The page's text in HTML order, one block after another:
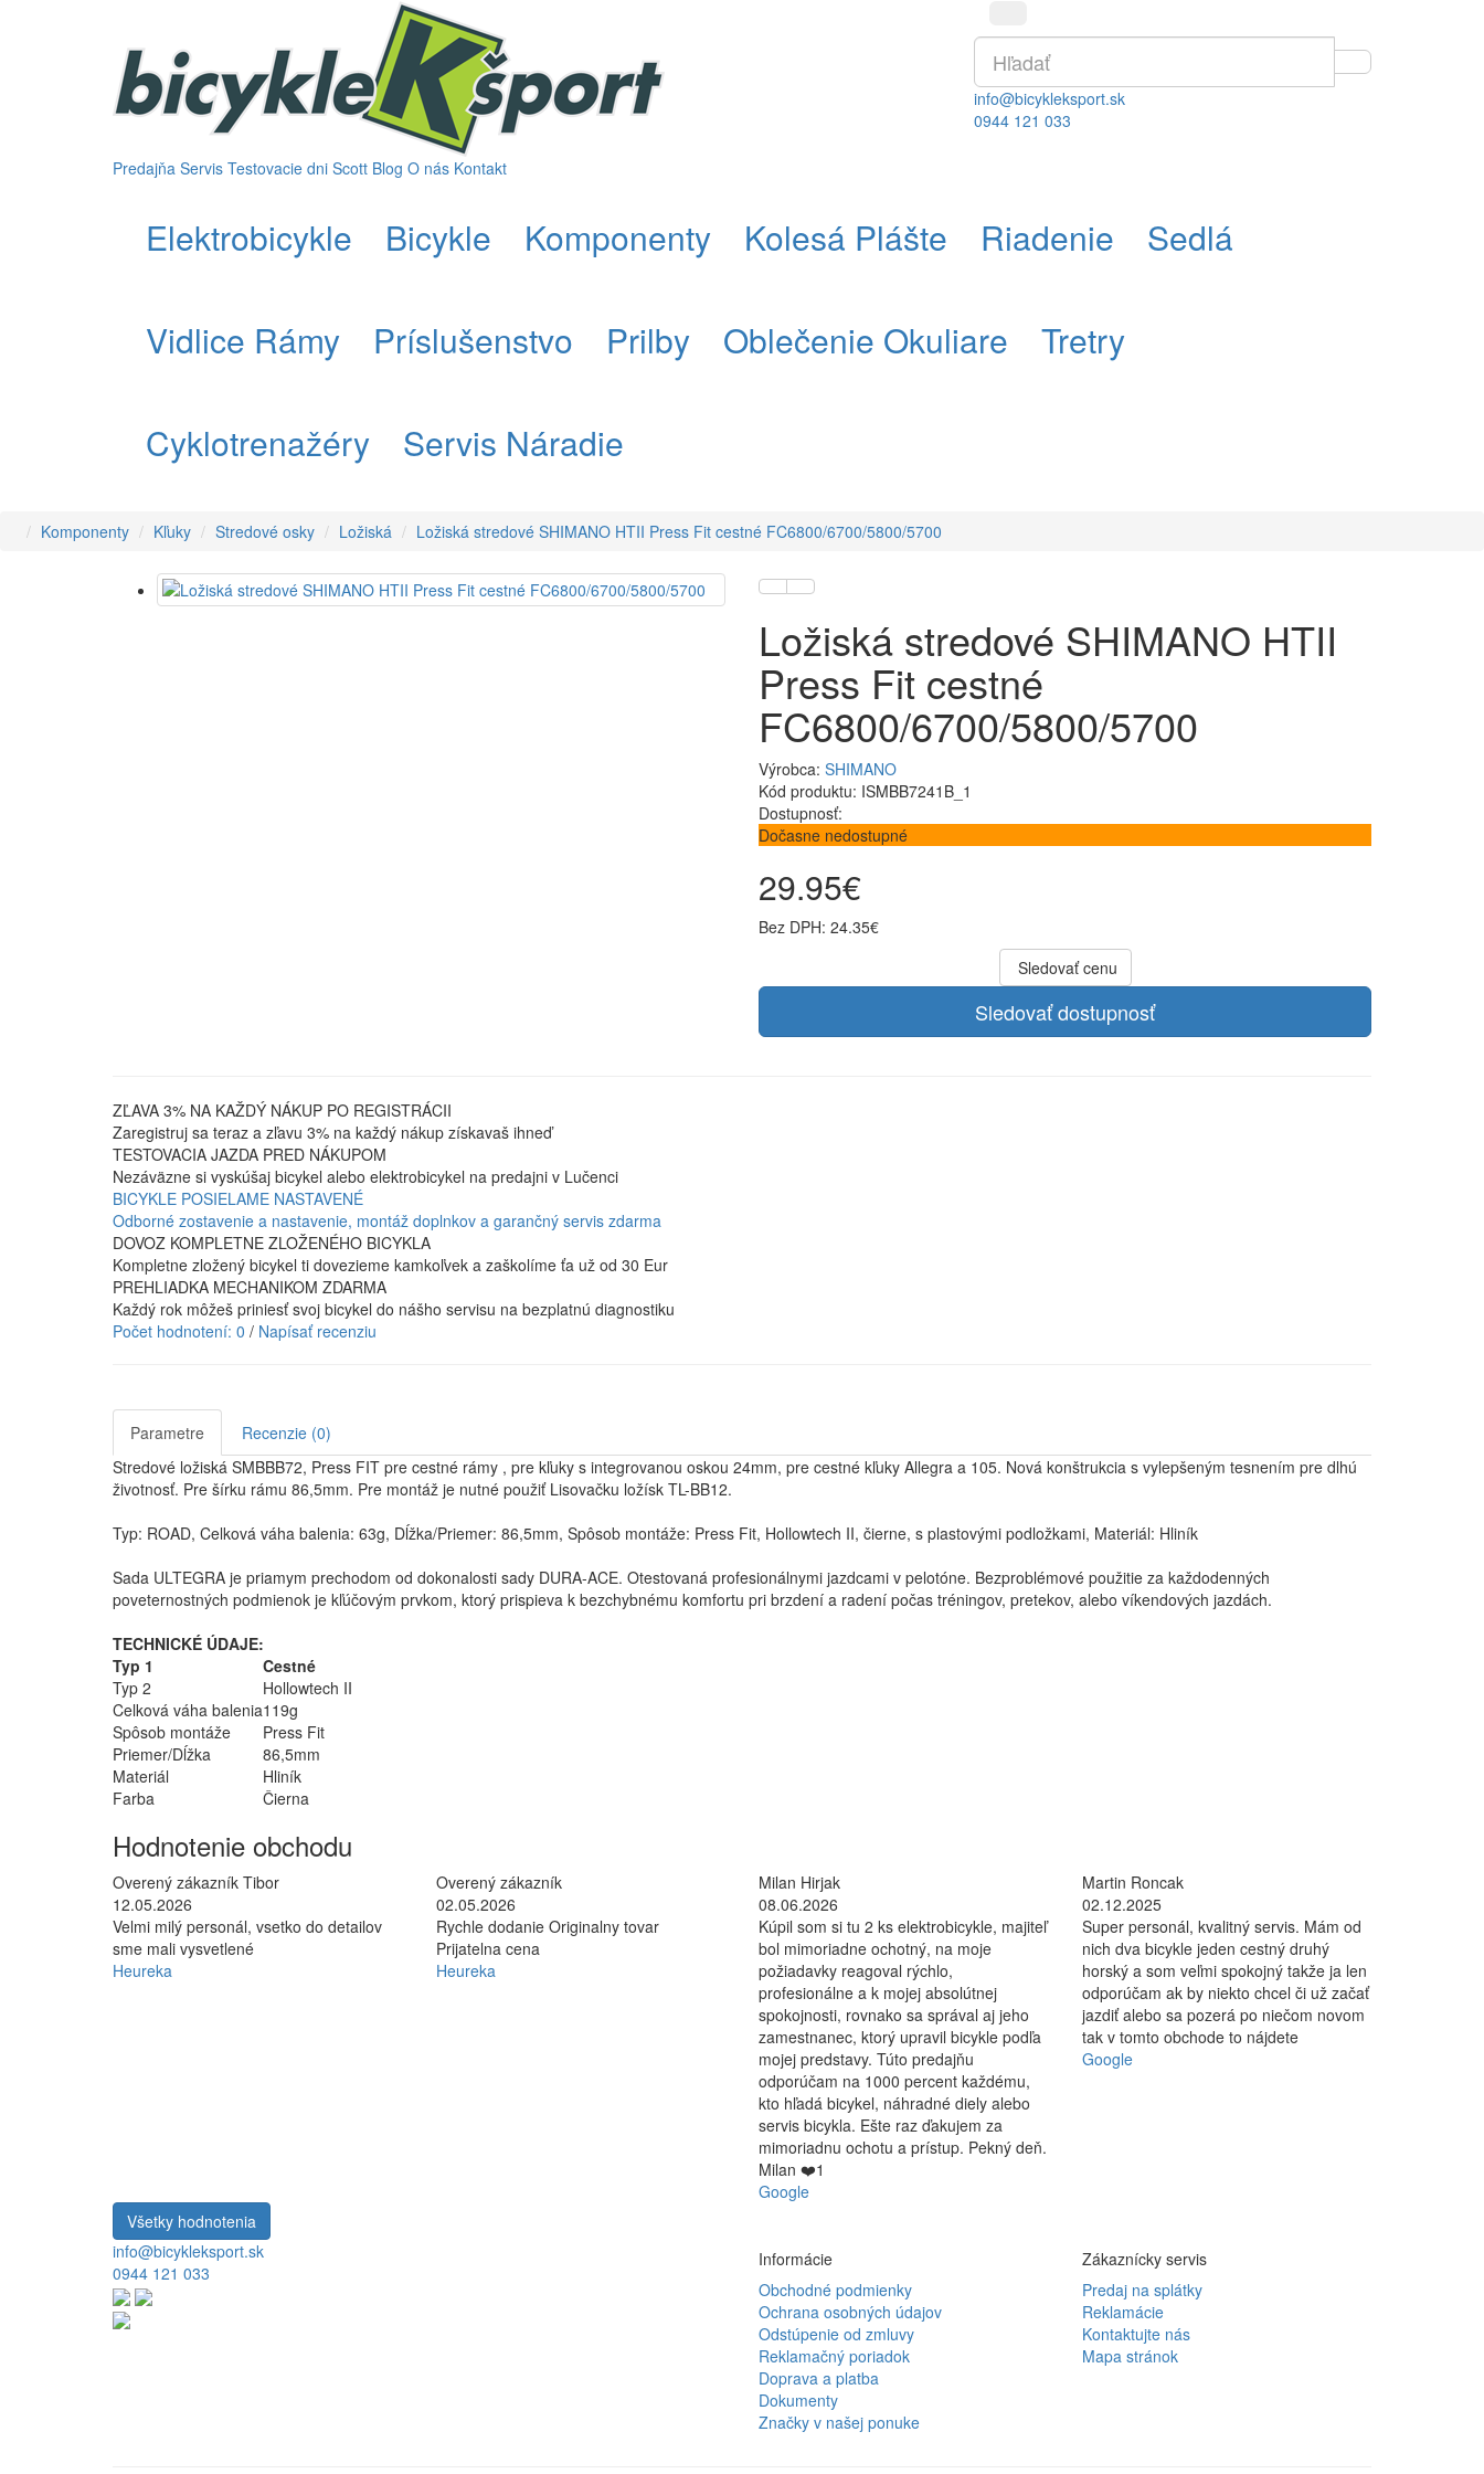
Predajňa Servis Testovacie dni Scott Blog O nás Kontakt
info@bicykleksport.sk
0944 121 033
Elektrobicykle Bicykle Komponenty Kolesá Plášte Riadenie Sedlá
Vidlice Rámy Príslušenstvo Prilby Oblečenie Okuliare Tretry
Cyklotrenažéry Servis Náradie
Komponenty Kľuky Stredové osky Ložiská Ložiská stredové SHIMANO HTII Press Fit cestné FC6800/6700/5800/5700
Ložiská stredové SHIMANO HTII
Press Fit cestné
FC6800/6700/5800/5700
Výrobca: SHIMANO
Kód produktu: ISMBB7241B_1
Dostupnosť:
Dočasne nedostupné
29.95€
Bez DPH: 24.35€
Sledovať cenu
Sledovať dostupnosť
ZĽAVA 3% NA KAŽDÝ NÁKUP PO REGISTRÁCII
Zaregistruj sa teraz a zľavu 3% na každý nákup získavaš ihneď
TESTOVACIA JAZDA PRED NÁKUPOM
Nezáväzne si vyskúšaj bicykel alebo elektrobicykel na predajni v Lučenci
BICYKLE POSIELAME NASTAVENÉ
Odborné zostavenie a nastavenie, montáž doplnkov a garančný servis zdarma
DOVOZ KOMPLETNE ZLOŽENÉHO BICYKLA
Kompletne zložený bicykel ti dovezieme kamkoľvek a zaškolíme ťa už od 30 Eur
PREHLIADKA MECHANIKOM ZDARMA
Každý rok môžeš priniesť svoj bicykel do nášho servisu na bezplatnú diagnostiku
Počet hodnotení: 0 / Napísať recenziu
Parametre
Recenzie (0)
Stredové ložiská SMBBB72, Press FIT pre cestné rámy , pre kľuky s integrovanou oskou 24mm, pre cestné kľuky Allegra a 105. Nová konštrukcia s vylepšeným tesnením pre dlhú
životnosť. Pre šírku rámu 86,5mm. Pre montáž je nutné použiť Lisovačku ložísk TL-BB12.
Typ: ROAD, Celková váha balenia: 63g, Dĺžka/Priemer: 86,5mm, Spôsob montáže: Press Fit, Hollowtech II, čierne, s plastovými podložkami, Materiál: Hliník
Sada ULTEGRA je priamym prechodom od dokonalosti sady DURA-ACE. Otestovaná profesionálnymi jazdcami v pelotóne. Bezproblémové použitie za každodenných
poveternostných podmienok je kľúčovým prvkom, ktorý prispieva k bezchybnému komfortu pri brzdení a radení počas tréningov, pretekov, alebo víkendových jazdách.
TECHNICKÉ ÚDAJE:
Typ 1
Cestné
Typ 2
Hollowtech II
Celková váha balenia119g
Spôsob montáže
Press Fit
Priemer/Dĺžka
86,5mm
Materiál
Hliník
Farba
Čierna
Hodnotenie obchodu
Overený zákazník Tibor
12.05.2026
Velmi milý personál, vsetko do detailov
sme mali vysvetlené
Heureka
Overený zákazník
02.05.2026
Rychle dodanie Originalny tovar
Prijatelna cena
Heureka
Milan Hirjak
08.06.2026
Kúpil som si tu 2 ks elektrobicykle, majiteľ
bol mimoriadne ochotný, na moje
požiadavky reagoval rýchlo,
profesionálne a k mojej absolútnej
spokojnosti, rovnako sa správal aj jeho
zamestnanec, ktorý upravil bicykle podľa
mojej predstavy. Túto predajňu
odporúčam na 1000 percent každému,
kto hľadá bicykel, náhradné diely alebo
servis bicykla. Ešte raz ďakujem za
mimoriadnu ochotu a prístup. Pekný deň.
Milan ❤️1
Google
Martin Roncak
02.12.2025
Super personál, kvalitný servis. Mám od
nich dva bicykle jeden cestný druhý
horský a som veľmi spokojný takže ja len
odporúčam ak by niekto chcel či už začať
jazdiť alebo sa pozerá po niečom novom
tak v tomto obchode to nájdete
Google
Všetky hodnotenia
info@bicykleksport.sk
0944 121 033
Informácie
Obchodné podmienky
Ochrana osobných údajov
Odstúpenie od zmluvy
Reklamačný poriadok
Doprava a platba
Dokumenty
Značky v našej ponuke
Zákaznícky servis
Predaj na splátky
Reklamácie
Kontaktujte nás
Mapa stránok